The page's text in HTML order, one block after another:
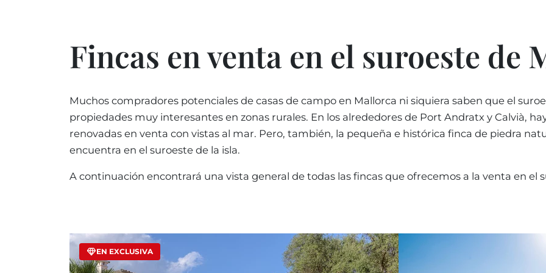
FAQ
BLOG
AGENTE
CONTACTO
COLEGIOS EN
REVISTA
Fincas en venta en el suroeste de
Muchos compradores potenciales de casas de campo en Mallorca ni siquiera saben que el
propiedades muy interesantes en zonas rurales. En los alrededores de Port Andratx y Calvià,
renovadas en venta con vistas al mar. Pero, también, la pequeña e histórica finca de piedra
encuentra en el suroeste de la isla.
A continuación encontrará una vista general de todas las fincas que ofrecemos a la venta en el
EN EXCLUSIVA